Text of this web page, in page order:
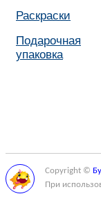
Раскраски
Подарочная
упаковка
Copyright ©
При